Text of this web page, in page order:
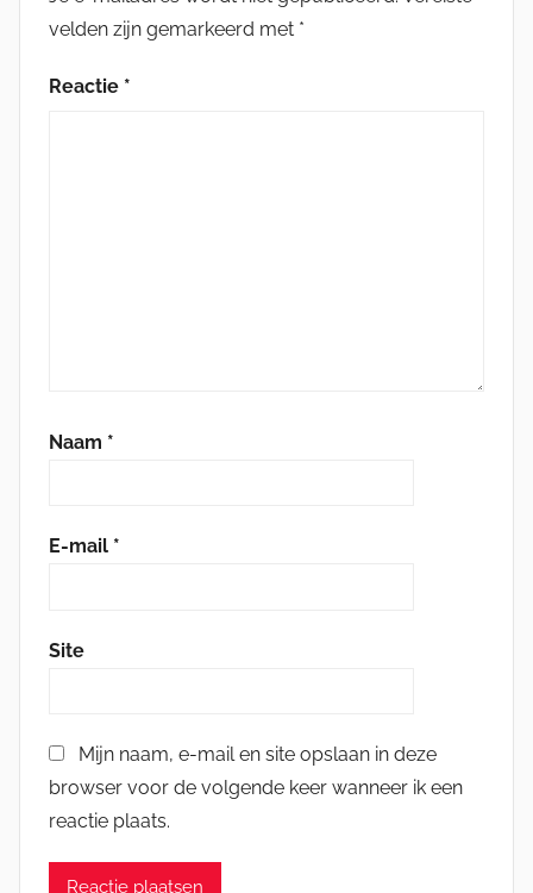
velden zijn gemarkeerd met *
Reactie *
Naam *
E-mail *
Site
Mijn naam, e-mail en site opslaan in deze
browser voor de volgende keer wanneer ik een
reactie plaats.